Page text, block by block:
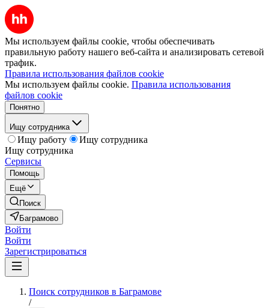
Мы используем файлы cookie, чтобы обеспечивать
правильную работу нашего веб-сайта и анализировать сетевой
трафик.
Правила использования файлов cookie
Мы используем файлы cookie. Правила использования
файлов cookie
Понятно
Ищу сотрудника
Ищу работу
Ищу сотрудника
Ищу сотрудника
Сервисы
Помощь
Ещё
Поиск
Баграмово
Войти
Войти
Зарегистрироваться
Поиск сотрудников в Баграмове
/